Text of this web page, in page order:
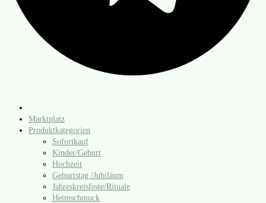
Marktplatz
Produktkategorien
Sofortkauf
Kinder/​Geburt
Hochzeit
Geburtstag /​Jubiläum
Jahreskreisfeste/​Rituale
Heimschmuck